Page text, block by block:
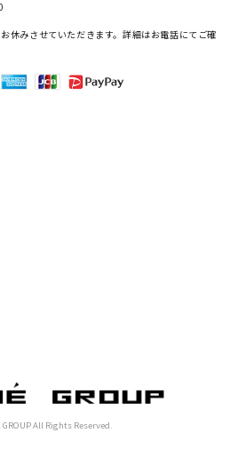
休みさせていただきます。詳細はお電話にてご確
All Rights Reserved.